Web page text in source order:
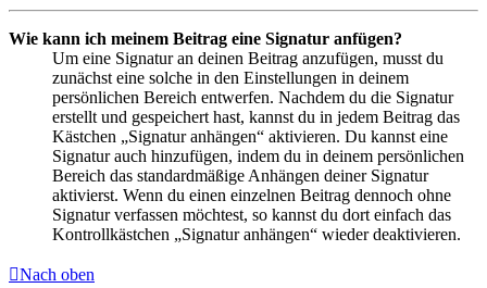
Wie kann ich meinem Beitrag eine Signatur anfügen?
Um eine Signatur an deinen Beitrag anzufügen, musst du
zunächst eine solche in den Einstellungen in deinem
persönlichen Bereich entwerfen. Nachdem du die Signatur
erstellt und gespeichert hast, kannst du in jedem Beitrag das
Kästchen „Signatur anhängen“ aktivieren. Du kannst eine
Signatur auch hinzufügen, indem du in deinem persönlichen
Bereich das standardmäßige Anhängen deiner Signatur
aktivierst. Wenn du einen einzelnen Beitrag dennoch ohne
Signatur verfassen möchtest, so kannst du dort einfach das
Kontrollkästchen „Signatur anhängen“ wieder deaktivieren.
Nach oben